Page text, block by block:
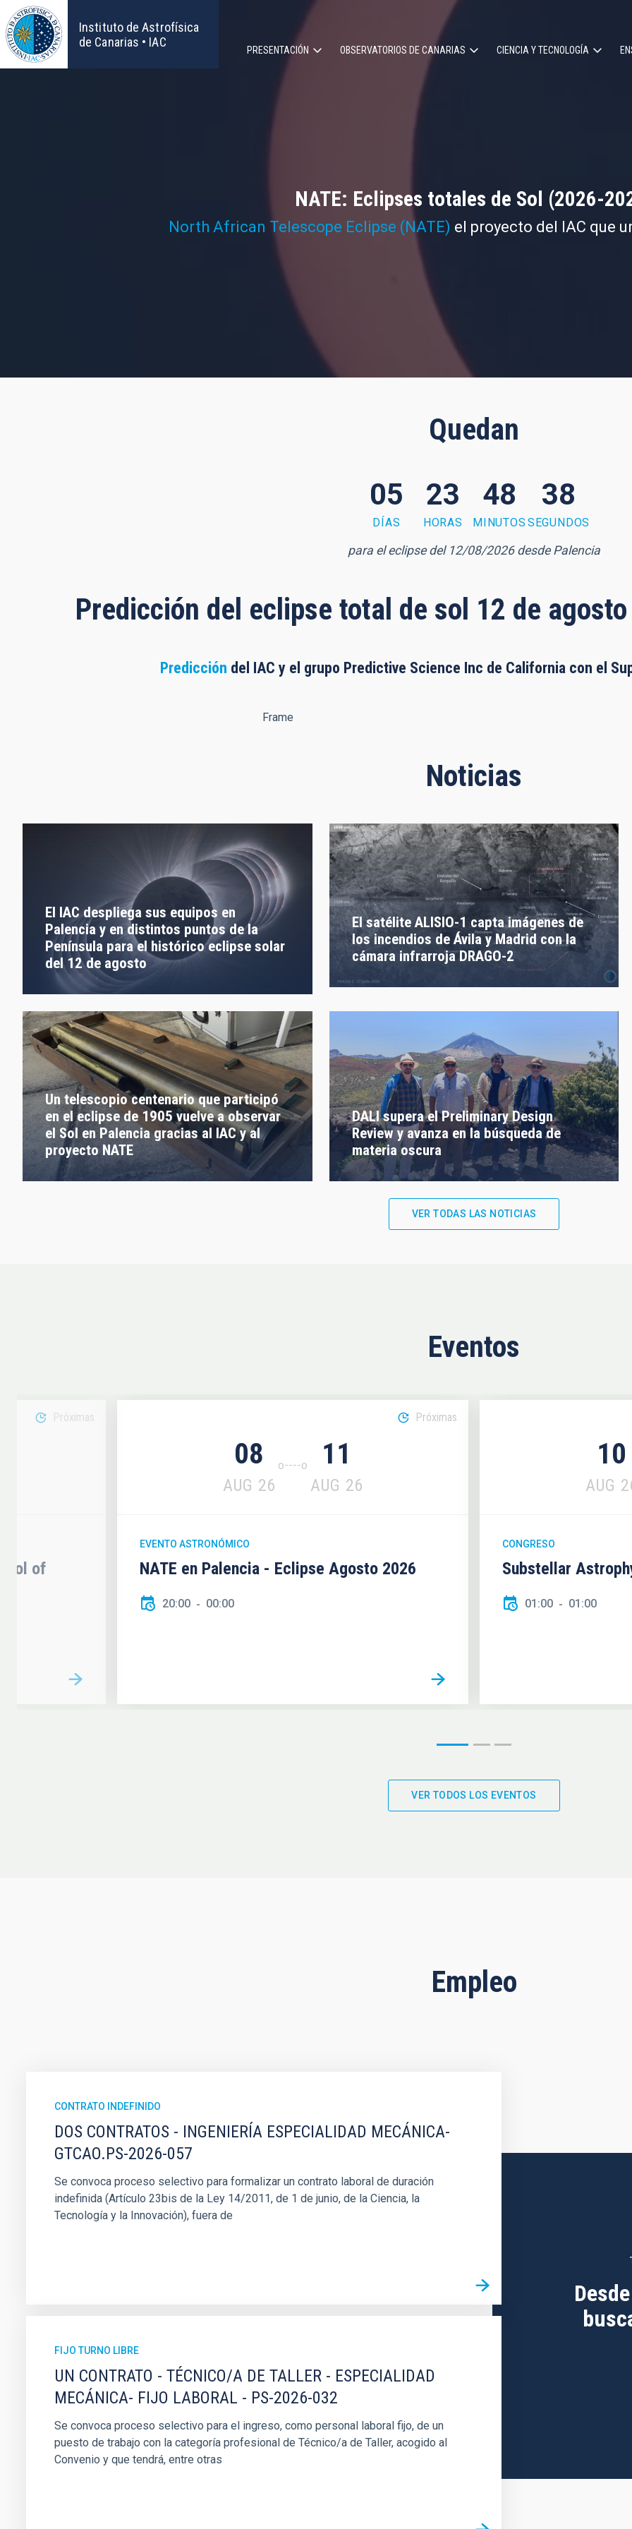
Pasar
al
contenido
principal
Instituto de Astrofísica
de Canarias • IAC
Navegación
principal
PRESENTACIÓN OBSERVATORIOS DE CANARIAS CIENCIA Y TECNOLOGÍA
NATE: Eclipses totales de Sol (2026-
North African Telescope Eclipse (NATE) el proyecto del IAC que
Quedan
05
DÍAS
23
HORAS
48
MINUTOS
37
SEGUNDOS
para el eclipse del 12/08/2026 desde Palencia
Predicción del eclipse total de sol 12 de
Predicción del IAC y el grupo Predictive Science Inc de California con el
Frame
Noticias
El IAC despliega sus equipos en
Palencia y en distintos puntos de la
Península para el histórico eclipse solar
del 12 de agosto
El satélite ALISIO-1 capta imágenes de
los incendios de Ávila y Madrid con la
cámara infrarroja DRAGO-2
Un telescopio centenario que participó
en el eclipse de 1905 vuelve a observar
el Sol en Palencia gracias al IAC y al
proyecto NATE
DALI supera el Preliminary Design
Review y avanza en la búsqueda de
materia oscura
VER TODAS LAS NOTICIAS
Eventos
Próximas
of
08
AUG 26
11
AUG 26
Próximas
EVENTO ASTRONÓMICO
NATE en Palencia - Eclipse Agosto 2026
20:00 00:00
10
AUG
CONGRESO
Substellar
01:00 01:00
VER TODOS LOS EVENTOS
Empleo
CONTRATO INDEFINIDO
DOS CONTRATOS - INGENIERÍA ESPECIALIDAD MECÁNICA-
GTCAO.PS-2026-057
Se convoca proceso selectivo para formalizar un contrato laboral de duración
indefinida (Artículo 23bis de la Ley 14/2011, de 1 de junio, de la Ciencia, la
Tecnología y la Innovación), fuera de
FIJO TURNO LIBRE
UN CONTRATO - TÉCNICO/A DE TALLER - ESPECIALIDAD
MECÁNICA- FIJO LABORAL - PS-2026-032
Se convoca proceso selectivo para el ingreso, como personal laboral fijo, de un
puesto de trabajo con la categoría profesional de Técnico/a de Taller, acogido al
Convenio y que tendrá, entre otras